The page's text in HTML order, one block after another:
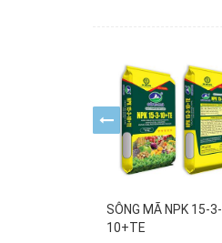
SÔNG MÃ NPK 15-3-
10+TE